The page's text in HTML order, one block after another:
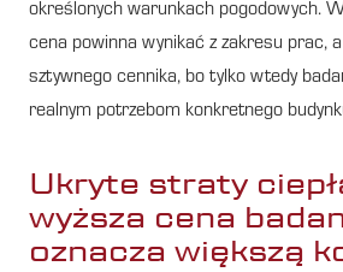
określonych warunkach pogodowych.
cena powinna wynikać z zakresu prac,
sztywnego cennika, bo tylko wtedy
realnym potrzebom konkretnego
Ukryte straty
wyższa cena
oznacza większą